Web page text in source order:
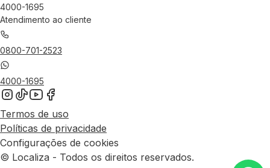
4000-1695
Atendimento ao cliente
0800-701-2523
4000-1695
Termos de uso
Políticas de privacidade
Configurações de cookies
© Localiza - Todos os direitos reservados.